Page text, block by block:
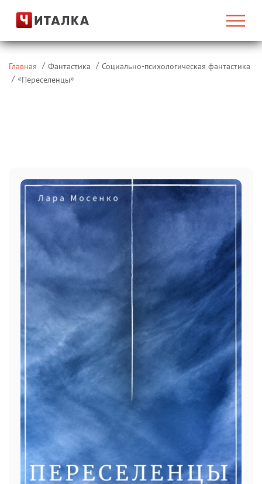
Главная Фантастика
Социально-психологическая фантастика
«Переселенцы»